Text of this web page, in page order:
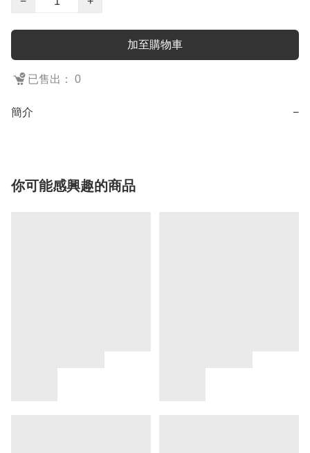
加至購物車
已售出： 0
簡介 −
你可能感興趣的商品